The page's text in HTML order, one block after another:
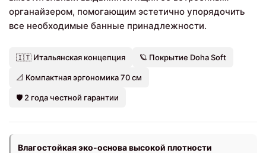
органайзером, помогающим эстетично упорядочить
все необходимые банные принадлежности.
🇮🇹 Итальянская концепция 🪐 Покрытие Doha Soft
📐 Компактная эргономика 70 см
🛡️ 2 года честной гарантии
Влагостойкая эко-основа высокой плотности